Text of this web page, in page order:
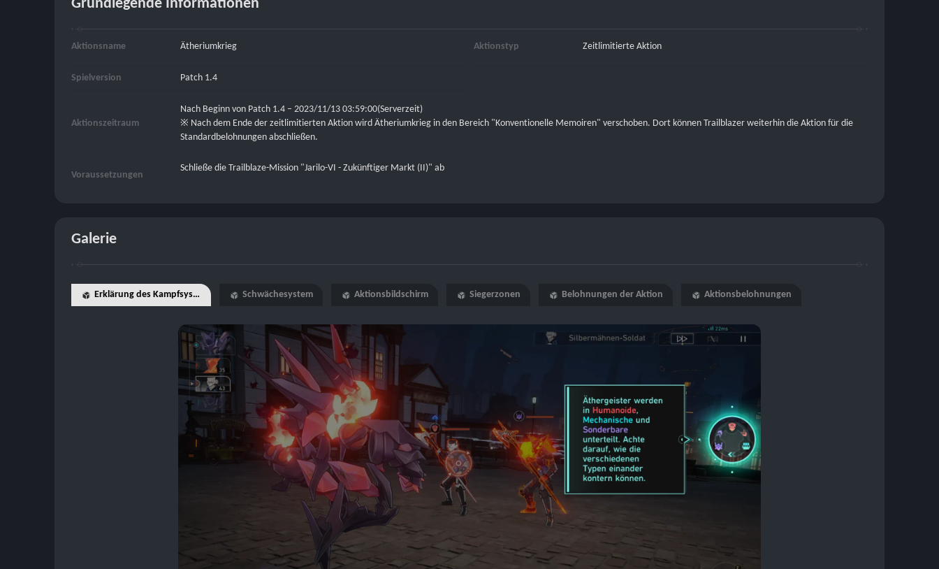
Grundlegende Informationen
Aktionsname Ätheriumkrieg Aktionstyp Zeitlimitierte Aktion
Spielversion Patch 1.4
Aktionszeitraum
Nach Beginn von Patch 1.4 – 2023/11/13 03:59:00(Serverzeit)
※ Nach dem Ende der zeitlimitierten Aktion wird Ätheriumkrieg in den Bereich "Konventionelle Memoiren" verschoben. Dort können Trailblazer weiterhin die Aktion für die
Standardbelohnungen abschließen.
Voraussetzungen
Schließe die Trailblaze-Mission "Jarilo-VI - Zukünftiger Markt (II)" ab
Galerie
Erklärung des Kampfsystems Schwächesystem Aktionsbildschirm Siegerzonen Belohnungen der Aktion Aktionsbelohnungen